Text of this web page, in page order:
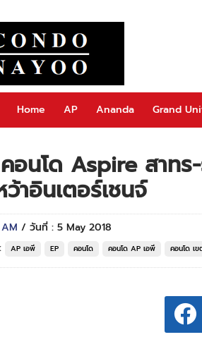
Home AP Ananda Grand
อนโด Aspire สาท
าอินเตอร์เชนจ์
/ วันที่ : 5 May 2018
AP เอพี EP คอนโด คอนโด AP เอพี คอนโด เ